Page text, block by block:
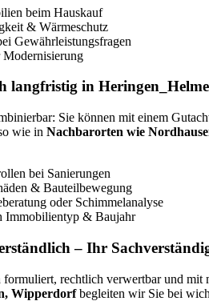
beim Hauskauf
& Wärmeschutz
Gewährleistungsfragen
Modernisierung
langfristig in
Sie können mit einem
wie in Nachbarorten wie
bei Sanierungen
& Bauteilbewegung
oder Schimmelanalyse
Immobilientyp & Baujahr
– Ihr
rechtlich verwertbar und mit
Wipperdorfbegleiten wir Sie bei